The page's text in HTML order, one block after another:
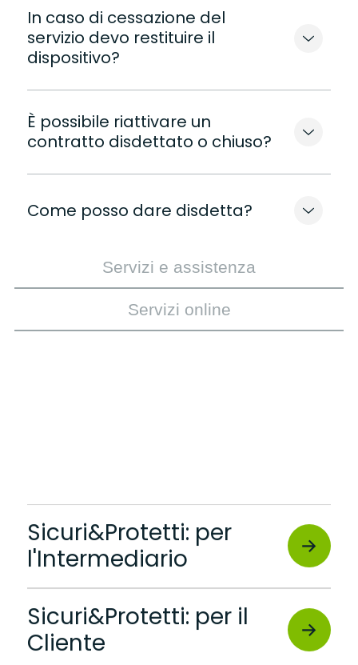
Servizi e assistenza
Servizi online
In caso di cessazione del
servizio devo restituire il
dispositivo?
È possibile riattivare un
contratto disdettato o chiuso?
Come posso dare disdetta?
Sicuri&Protetti: per
l'Intermediario
Sicuri&Protetti: per il
Cliente